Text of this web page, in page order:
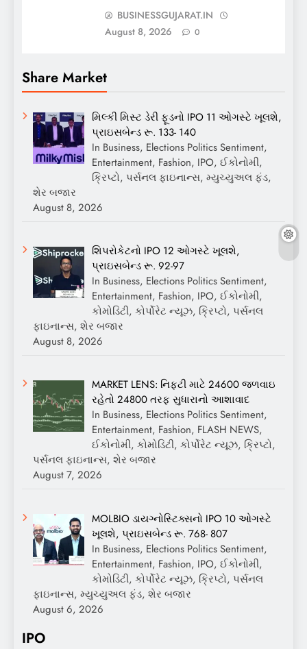
BUSINESSGUJARAT.IN
August 8, 2026
0
Share Market
મિલ્કી મિસ્ટ ડેરી ફૂડનો IPO 11 ઓગસ્ટે ખૂલશે,
પ્રાઇસબેન્ડ રૂ. 133- 140
In Business, Elections Politics Sentiment,
Entertainment, Fashion, IPO, ઈકોનોમી,
ક્રિપ્ટો, પર્સનલ ફાઇનાન્સ, મ્યુચ્યુઅલ ફંડ,
શેર બજાર
August 8, 2026
શિપરોકેટનો IPO 12 ઓગસ્ટે ખૂલશે,
પ્રાઇસબેન્ડ રૂ. 92-97
In Business, Elections Politics Sentiment,
Entertainment, Fashion, IPO, ઈકોનોમી,
કોમોડિટી, કોર્પોરેટ ન્યૂઝ, ક્રિપ્ટો, પર્સનલ
ફાઇનાન્સ, શેર બજાર
August 8, 2026
MARKET LENS: નિફ્ટી માટે 24600 જળવાઇ
રહેતો 24800 તરફ સુધારાનો આશાવાદ
In Business, Elections Politics Sentiment,
Entertainment, Fashion, FLASH NEWS,
ઈકોનોમી, કોમોડિટી, કોર્પોરેટ ન્યૂઝ, ક્રિપ્ટો,
પર્સનલ ફાઇનાન્સ, શેર બજાર
August 7, 2026
MOLBIO ડાયગ્નોસ્ટિક્સનો IPO 10 ઓગસ્ટે
ખૂલશે, પ્રાઇસબેન્ડ રૂ. 768- 807
In Business, Elections Politics Sentiment,
Entertainment, Fashion, IPO, ઈકોનોમી,
કોમોડિટી, કોર્પોરેટ ન્યૂઝ, ક્રિપ્ટો, પર્સનલ
ફાઇનાન્સ, મ્યુચ્યુઅલ ફંડ, શેર બજાર
August 6, 2026
IPO